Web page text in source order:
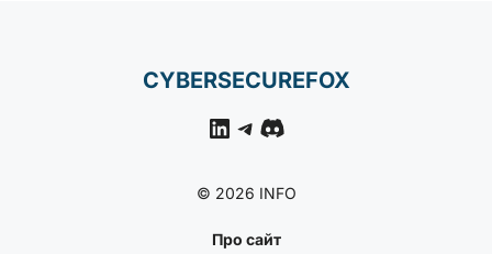
CYBERSECUREFOX
LinkedIn
Telegram
Discord
© 2026 INFO
Про сайт